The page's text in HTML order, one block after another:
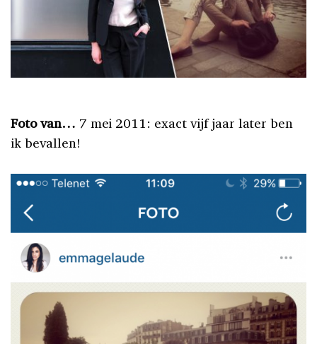
Foto van… 7 mei 2011: exact vijf jaar later ben
ik bevallen!